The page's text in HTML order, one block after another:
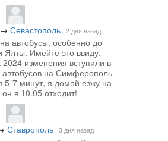
→ Севастополь 2 дня назад
автобусы, особенно до
Имейте это ввиду,
изменения вступили в
на Симферополь
5-7 минут, я домой езжу на
он в 10.05 отходит!
Ставрополь 3 дня назад